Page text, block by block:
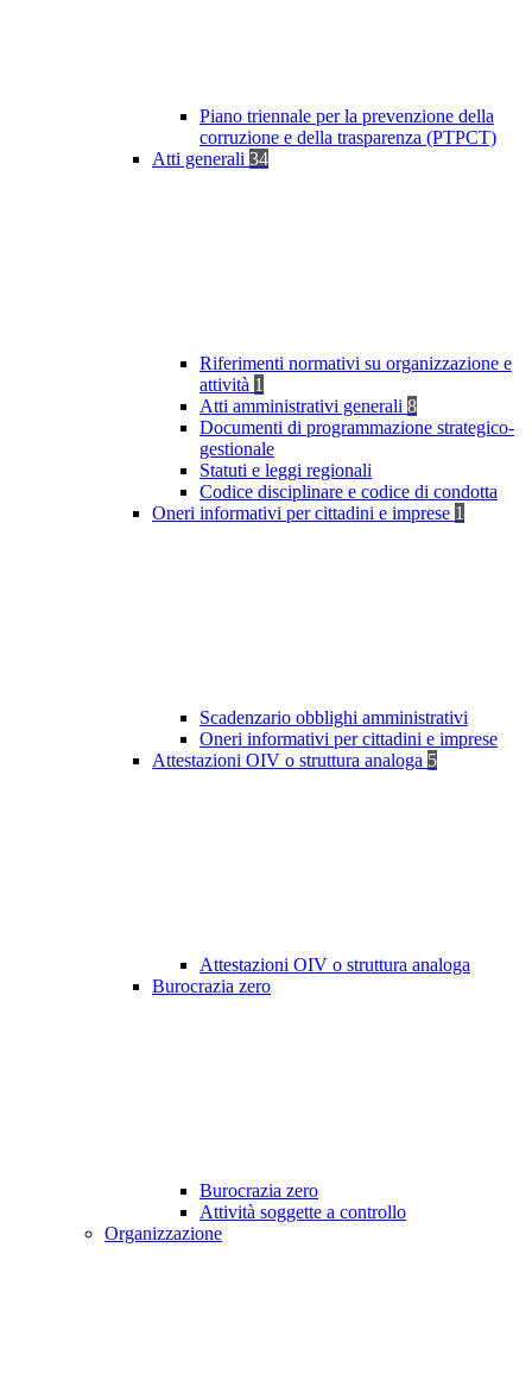
Piano triennale per la prevenzione della
corruzione e della trasparenza (PTPCT)
Atti generali 34
Riferimenti normativi su organizzazione e
attività 1
Atti amministrativi generali 8
Documenti di programmazione strategico-
gestionale
Statuti e leggi regionali
Codice disciplinare e codice di condotta
Oneri informativi per cittadini e imprese 1
Scadenzario obblighi amministrativi
Oneri informativi per cittadini e imprese
Attestazioni OIV o struttura analoga 5
Attestazioni OIV o struttura analoga
Burocrazia zero
Burocrazia zero
Attività soggette a controllo
Organizzazione